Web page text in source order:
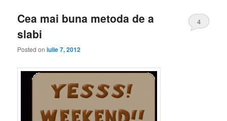
Cea mai buna metoda de a
slabi
Posted oniulie 7, 2012
4